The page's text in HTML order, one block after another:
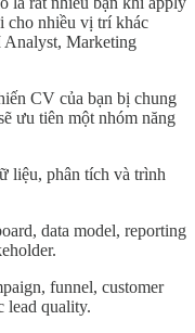
cho nhiều vị trí khác
Analyst, Marketing
CV của bạn bị chung
ưu tiên một nhóm năng
liệu, phân tích và trình
data model, reporting
funnel, customer
lead quality.